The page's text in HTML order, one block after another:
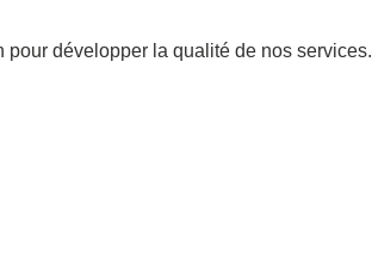
pour développer la qualité de nos services.